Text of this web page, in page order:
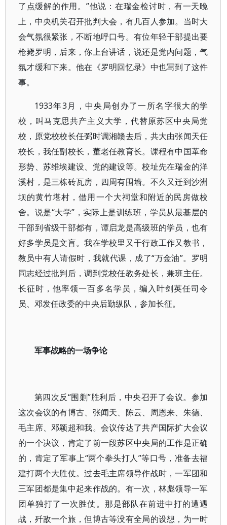
了点缓解的作用。”他说：在瑞金检讨时，有一天晚
上，中央机关召开批判大会，有几百人参加。当时大
会气氛很紧张，不断地呼口号。有位年轻干部提出要
枪毙罗明，后来，你上台讲话，说还是党内问题，气
氛才缓和下来。他在《罗明回忆录》中也写到了这件
事。
1933年3月，中央局创办了一所名字很大的学
校，叫马克思共产主义大学，代替原苏区中央局党
校，原党校校长任弼时调湘赣去后，共大由张闻天任
校长，我任副校长，董老任教育长。课程有中国革命
形势、苏维埃建设、党的建设等。校址先在瑞金的洋
溪村，是三栋砖瓦房，四周有围墙。不久又迁到沙洲
坝的黄竹堪村，借用一个大祠堂和附近的民房做校
舍。说是“大学”，实际上是训练班，学员从最基层的
干部到省级干部都有，谭启龙是高级班的学员，也有
好多学员是文盲。我在学校里又干行政工作又教书，
教员中有人请假时，我就代课，成了“万金油”。罗明
同志经过批判后，调到党校任教务处长，兼班主任。
长征时，他率领一百多名学员，编入叶剑英任司令
员、邓发任政委的中央后勤纵队，参加长征。
军事战略的一场争论
第四次反“围剿”胜利后，中央召开了会议。参加
这次会议的有博古、张闻天、陈云、周恩来、朱德、
毛主席、邓颖超和我。会议传达了共产国际扩大会议
的一个决议，肯定了前一段苏区中央局的工作是正确
的，肯定了军事上“两个拳头打人”等口号，准备去福
建打两个大胜仗。过去毛主席领导作战时，一军团和
三军团都是集中起来作战的。有一次，林彪领导一军
团单独打了一次胜仗。那是部队在前进中打的遭遇
战，歼敌一个旅，但博古等没有全局的设想，为一时